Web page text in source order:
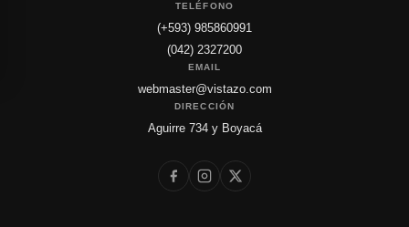
TELÉFONO
(+593) 985860991
(042) 2327200
EMAIL
webmaster@vistazo.com
DIRECCIÓN
Aguirre 734 y Boyacá